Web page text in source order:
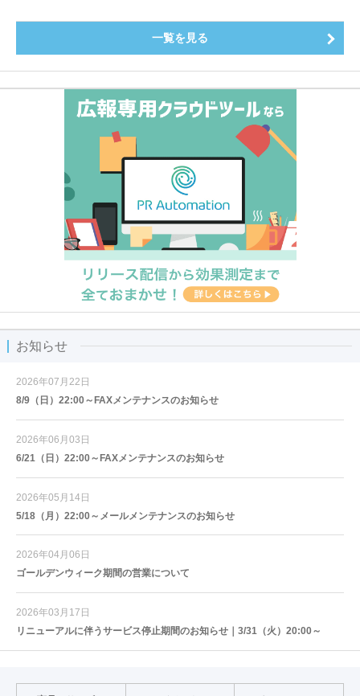
一覧を見る
お知らせ
2026年07月22日
8/9（日）22:00～FAXメンテナンスのお知らせ
2026年06月03日
6/21（日）22:00～FAXメンテナンスのお知らせ
2026年05月14日
5/18（月）22:00～メールメンテナンスのお知らせ
2026年04月06日
ゴールデンウィーク期間の営業について
2026年03月17日
リニューアルに伴うサービス停止期間のお知らせ｜3/31（火）20:00～